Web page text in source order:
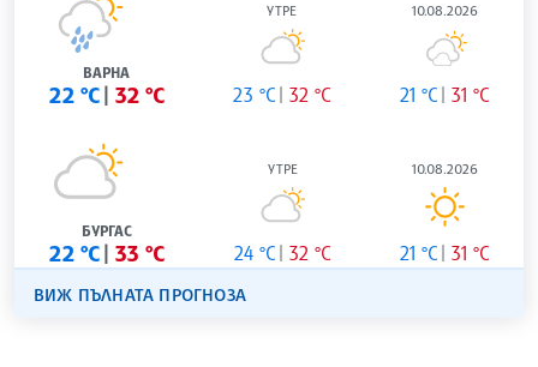
ВАРНА
22 °C 32 °C
УТРЕ
23 °C 32 °C
10.08.2026
21 °C 31 °C
БУРГАС
22 °C 33 °C
УТРЕ
24 °C 32 °C
10.08.2026
21 °C 31 °C
ВИЖ ПЪЛНАТА ПРОГНОЗА